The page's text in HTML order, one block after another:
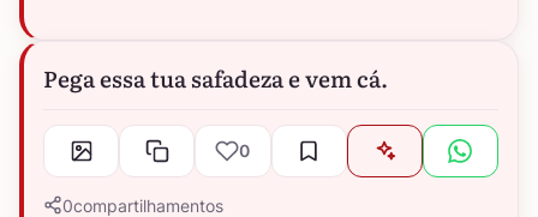
Pega essa tua safadeza e vem cá.
0
0compartilhamentos